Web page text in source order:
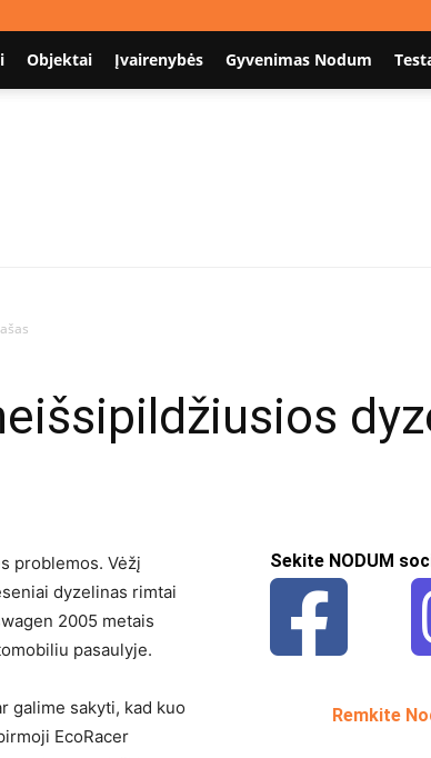
Objektai Įvairenybės Gyvenimas Nodum
problemos. Vėžį
dyzelinas rimtai
2005 metais
pasaulyje.
galime sakyti, kad kuo
EcoRacer
Sekite NODUM
Remkite